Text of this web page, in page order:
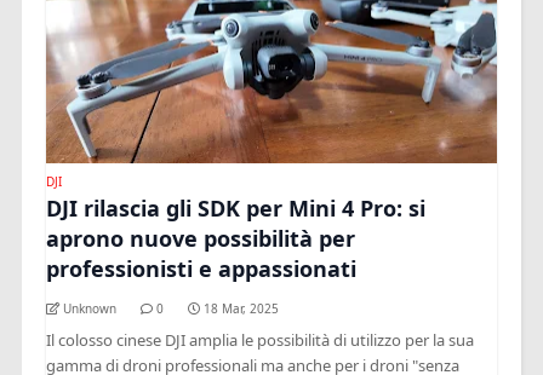
DJI
DJI rilascia gli SDK per Mini 4 Pro: si
aprono nuove possibilità per
professionisti e appassionati
Unknown 0 18 Mar, 2025
Il colosso cinese DJI amplia le possibilità di utilizzo per la sua
gamma di droni professionali ma anche per i droni "senza